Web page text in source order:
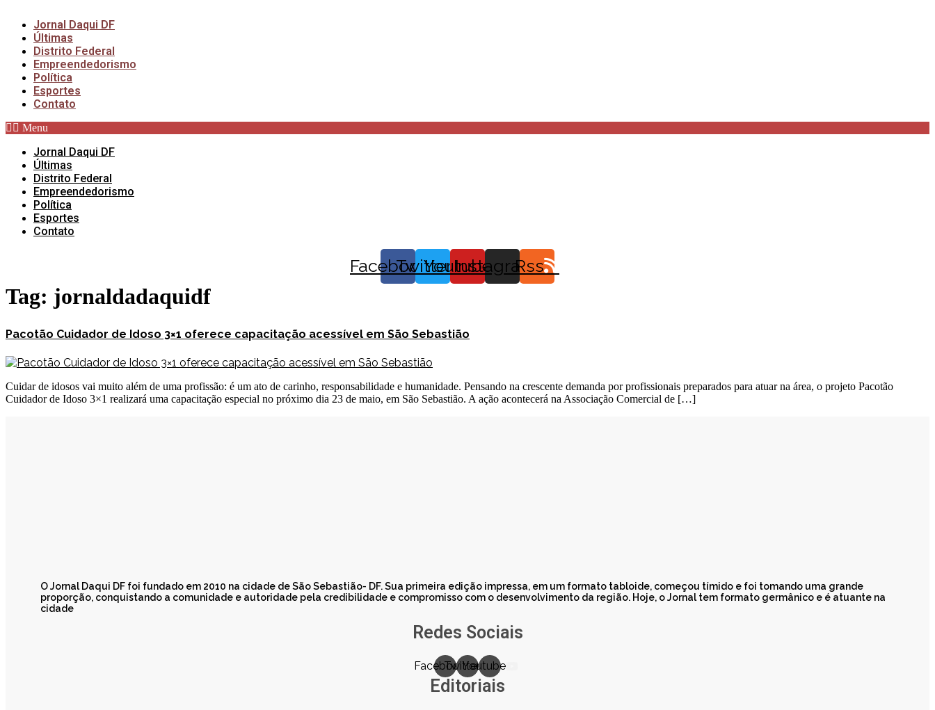
Jornal Daqui DF
Últimas
Distrito Federal
Empreendedorismo
Política
Esportes
Contato
Menu
Jornal Daqui DF
Últimas
Distrito Federal
Empreendedorismo
Política
Esportes
Contato
Facebook
TwitterYoutube
Instagram
Rss
Tag: jornaldadaquidf
Pacotão Cuidador de Idoso 3×1 oferece capacitação acessível em São Sebastião
Cuidar de idosos vai muito além de uma profissão: é um ato de carinho, responsabilidade e humanidade. Pensando na crescente demanda por profissionais preparados para atuar na área, o projeto Pacotão
Cuidador de Idoso 3×1 realizará uma capacitação especial no próximo dia 23 de maio, em São Sebastião. A ação acontecerá na Associação Comercial de […]
O Jornal Daqui DF foi fundado em 2010 na cidade de São Sebastião- DF. Sua primeira edição impressa, em um formato tabloide, começou tímido e foi tomando uma grande
proporção, conquistando a comunidade e autoridade pela credibilidade e compromisso com o desenvolvimento da região. Hoje, o Jornal tem formato germânico e é atuante na
cidade
Redes Sociais
Facebook
TwitterYoutube
Editoriais